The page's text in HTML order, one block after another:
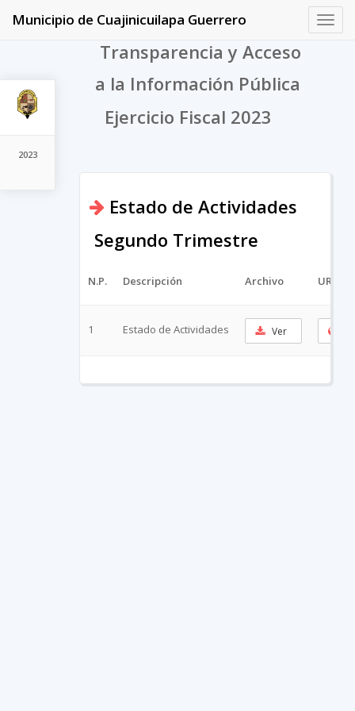
2023
Municipio de Cuajinicuilapa Guerrero
Transparencia y Acceso
a la Información Pública
Ejercicio Fiscal 2023
Estado de Actividades
Segundo Trimestre
N.P. Descripción Archivo URL
1 Estado de Actividades Ver